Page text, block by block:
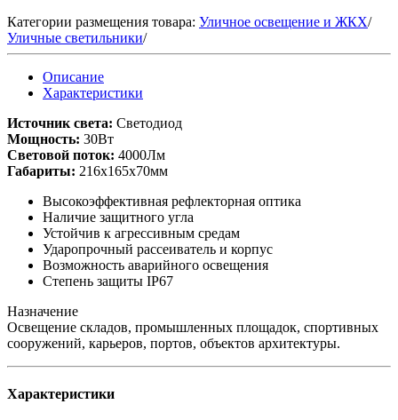
Категории размещения товара: Уличное освещение и ЖКХ/
Уличные светильники/
Описание
Характеристики
Источник света: Светодиод
Мощность: 30Вт
Световой поток: 4000Лм
Габариты: 216х165х70мм
Высокоэффективная рефлекторная оптика
Наличие защитного угла
Устойчив к агрессивным средам
Ударопрочный рассеиватель и корпус
Возможность аварийного освещения
Степень защиты IP67
Назначение
Освещение складов, промышленных площадок, спортивных
сооружений, карьеров, портов, объектов архитектуры.
Характеристики